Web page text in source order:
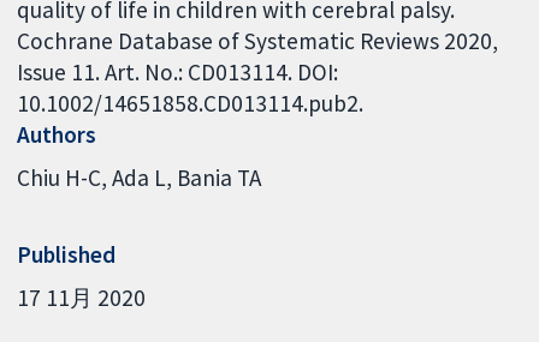
quality of life in children with cerebral palsy.
Cochrane Database of Systematic Reviews 2020,
Issue 11. Art. No.: CD013114. DOI:
10.1002/14651858.CD013114.pub2.
Authors
Chiu H-C Ada L Bania TA
Published
17 11月 2020